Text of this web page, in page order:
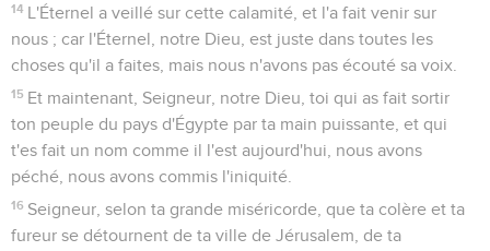
14 L'Éternel a veillé sur cette calamité, et l'a fait venir sur
nous ; car l'Éternel, notre Dieu, est juste dans toutes les
choses qu'il a faites, mais nous n'avons pas écouté sa voix.
15 Et maintenant, Seigneur, notre Dieu, toi qui as fait sortir
ton peuple du pays d'Égypte par ta main puissante, et qui
t'es fait un nom comme il l'est aujourd'hui, nous avons
péché, nous avons commis l'iniquité.
16 Seigneur, selon ta grande miséricorde, que ta colère et ta
fureur se détournent de ta ville de Jérusalem, de ta